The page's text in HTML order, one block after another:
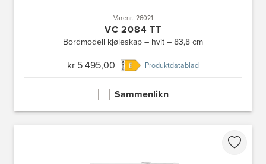
Varenr.: 26021
VC 2084 TT
Bordmodell kjøleskap – hvit – 83,8 cm
kr 5 495,00 Produktdatablad
Sammenlikn